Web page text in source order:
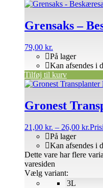
Grensaks –
79,00 kr.
På lager
Kan afsendes i
Tilføj til kurv
Gronest
21,00 kr. – 26,00 kr.
På lager
Kan afsendes i
Vælg variant:
Dette vare har flere
varesiden
3L